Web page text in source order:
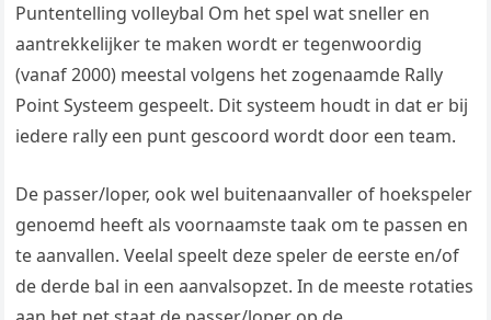
Puntentelling volleybal Om het spel wat sneller en
aantrekkelijker te maken wordt er tegenwoordig
(vanaf 2000) meestal volgens het zogenaamde Rally
Point Systeem gespeelt. Dit systeem houdt in dat er bij
iedere rally een punt gescoord wordt door een team.
De passer/loper, ook wel buitenaanvaller of hoekspeler
genoemd heeft als voornaamste taak om te passen en
te aanvallen. Veelal speelt deze speler de eerste en/of
de derde bal in een aanvalsopzet. In de meeste rotaties